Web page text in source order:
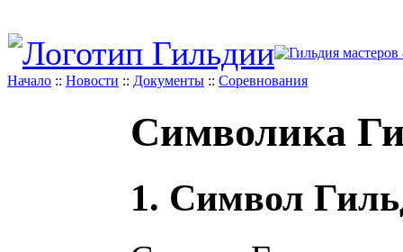
Начало :: Новости :: Документы :: Соревнования
Символика
1. Символ